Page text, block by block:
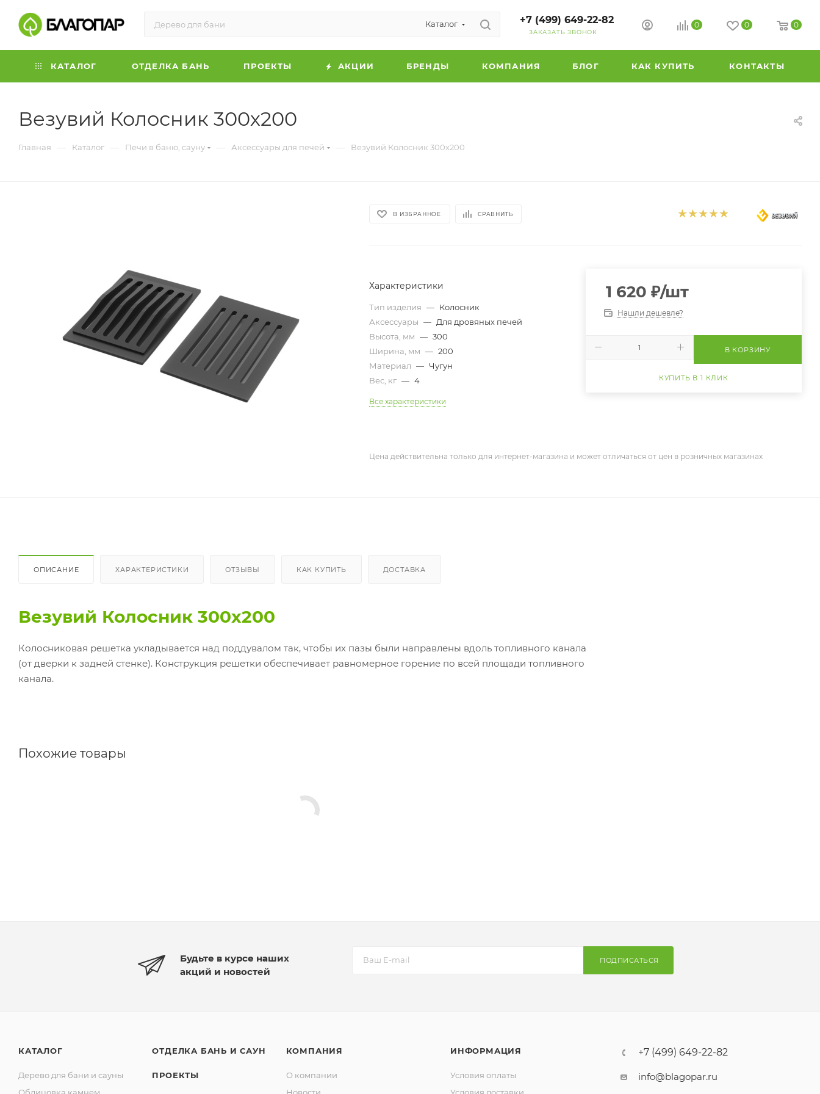
Каталог +7 (499) 649-22-82
ЗАКАЗАТЬ ЗВОНОК
0 0 0
КАТАЛОГ ОТДЕЛКА БАНЬ ПРОЕКТЫ АКЦИИ БРЕНДЫ КОМПАНИЯ БЛОГ КАК КУПИТЬ КОНТАКТЫ
Везувий Колосник 300х200
Главная — Каталог — Печи в баню, сауну — Аксессуары для печей — Везувий Колосник 300х200
В ИЗБРАННОЕ СРАВНИТЬ
Характеристики
Тип изделия — Колосник
Аксессуары — Для дровяных печей
Высота, мм — 300
Ширина, мм — 200
Материал — Чугун
Вес, кг — 4
Все характеристики
1 620 ₽/шт
Нашли дешевле?
В КОРЗИНУ
КУПИТЬ В 1 КЛИК
Цена действительна только для интернет-магазина и может отличаться от цен в розничных магазинах
ОПИСАНИЕ ХАРАКТЕРИСТИКИ ОТЗЫВЫ КАК КУПИТЬ ДОСТАВКА
Везувий Колосник 300х200
Колосниковая решетка укладывается над поддувалом так, чтобы их пазы были направлены вдоль топливного канала
(от дверки к задней стенке). Конструкция решетки обеспечивает равномерное горение по всей площади топливного
канала.
Похожие товары
Будьте в курсе наших
акций и новостей
ПОДПИСАТЬСЯ
КАТАЛОГ
Дерево для бани и сауны
ОТДЕЛКА БАНЬ И САУН
ПРОЕКТЫ
КОМПАНИЯ
О компании
ИНФОРМАЦИЯ
Условия оплаты
+7 (499) 649-22-82
info@blagopar.ru